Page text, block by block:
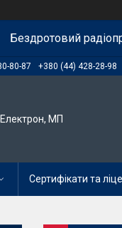
Бездротовий
80-87 +380 (44) 428-28-98
Електрон, МП
Сертифікати та